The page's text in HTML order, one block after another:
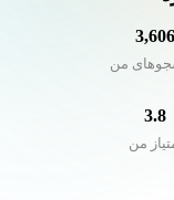
3,606
من
3.8
من